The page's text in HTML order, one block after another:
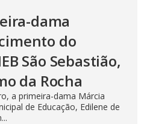
dama
do
São Sebastião,
da Rocha
a primeira-dama Márcia
de Educação, Edilene de